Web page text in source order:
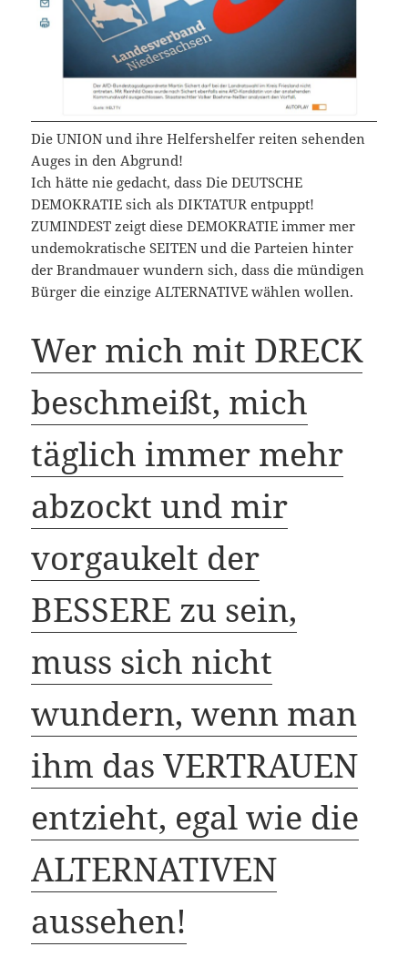
Die UNION und ihre Helfershelfer reiten sehenden
Auges in den Abgrund!
Ich hätte nie gedacht, dass Die DEUTSCHE
DEMOKRATIE sich als DIKTATUR entpuppt!
ZUMINDEST zeigt diese DEMOKRATIE immer mer
undemokratische SEITEN und die Parteien hinter
der Brandmauer wundern sich, dass die mündigen
Bürger die einzige ALTERNATIVE wählen wollen.
Wer mich mit DRECK
beschmeißt, mich
täglich immer mehr
abzockt und mir
vorgaukelt der
BESSERE zu sein,
muss sich nicht
wundern, wenn man
ihm das VERTRAUEN
entzieht, egal wie die
ALTERNATIVEN
aussehen!